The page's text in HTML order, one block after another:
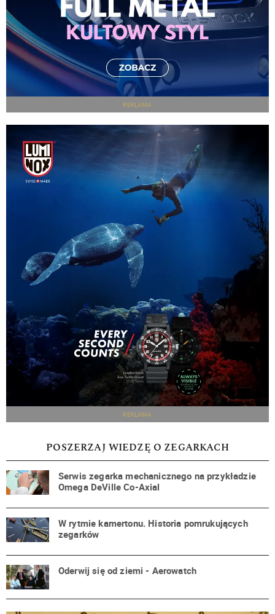
REKLAMA
REKLAMA
POSZERZAJ WIEDZĘ O ZEGARKACH
Serwis zegarka mechanicznego na przykładzie
Omega DeVille Co-Axial
W rytmie kamertonu. Historia pomrukujących
zegarków
Oderwij się od ziemi - Aerowatch